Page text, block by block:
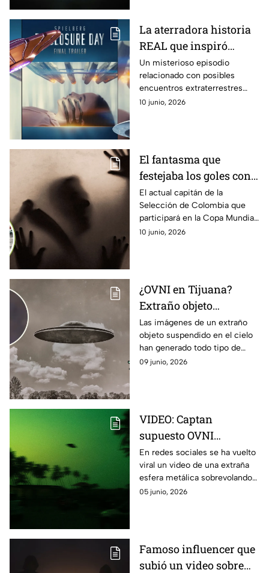
La aterradora historia
REAL que inspiró
Disclosure Day, la
nueva película de
Steven Spielberg sobre
los extraterrestres
Un misterioso episodio
relacionado con posibles
encuentros extraterrestres
habría inspirado la nueva
10 junio, 2026
El fantasma que
festejaba los goles con
el capitán de la
Selección de Colombia
cuando jugaba en el
Porto
El actual capitán de la
Selección de Colombia que
participará en la Copa Mundial
de la FIFA 2026 TM, no sabía
10 junio, 2026
¿OVNI en Tijuana?
Extraño objeto
triangular inmóvil
sorprende a habitantes
y causa debate
Las imágenes de un extraño
objeto suspendido en el cielo
han generado todo tipo de
especulaciones.
09 junio, 2026
VIDEO: Captan
supuesto OVNI
sobrevolando zona de
Polanco en la Ciudad
de México
En redes sociales se ha vuelto
viral un video de una extraña
esfera metálica sobrevolando
la zona de Polanco, en la
05 junio, 2026
Famoso influencer que
subió un video sobre